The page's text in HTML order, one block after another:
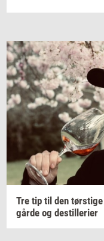
Tre tip til den tørsti­ge
går­de og destil­le­ri­er